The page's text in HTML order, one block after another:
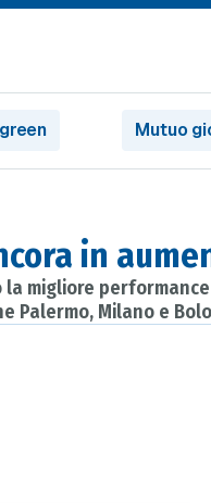
Mutuo
in
migliore
Palermo, Milano e